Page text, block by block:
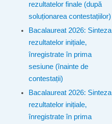
rezultatelor finale (după
soluționarea contestațiilor)
Bacalaureat 2026: Sinteza
rezultatelor inițiale,
înregistrate în prima
sesiune (înainte de
contestații)
Bacalaureat 2026: Sinteza
rezultatelor inițiale,
înregistrate în prima